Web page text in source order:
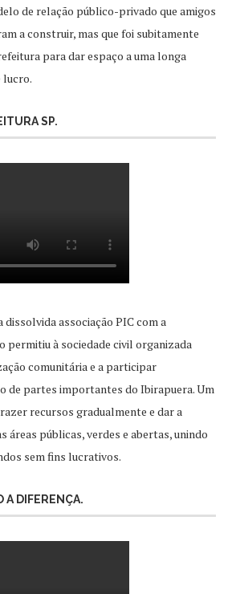
de relação público-privado que amigos
a construir, mas que foi subitamente
para dar espaço a uma longa
lucro.
SP.
dissolvida associação PIC com a
permitiu à sociedade civil organizada
comunitária e a participar
de partes importantes do Ibirapuera. Um
recursos gradualmente e dar a
áreas públicas, verdes e abertas, unindo
sem fins lucrativos.
A DIFERENÇA.